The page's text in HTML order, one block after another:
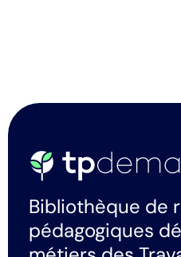
Bibliothèque de
pédagogiques